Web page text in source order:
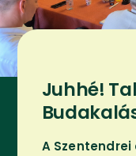
Juhhé!
A